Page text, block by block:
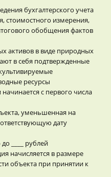
бухгалтерского учета
стоимостного измерения,
обобщения фактов
активов в виде природных
в себя подтвержденные
ресурсы
с первого числа
уменьшенная на
дату
____ рублей
начисляется в размере
объекта при принятии к